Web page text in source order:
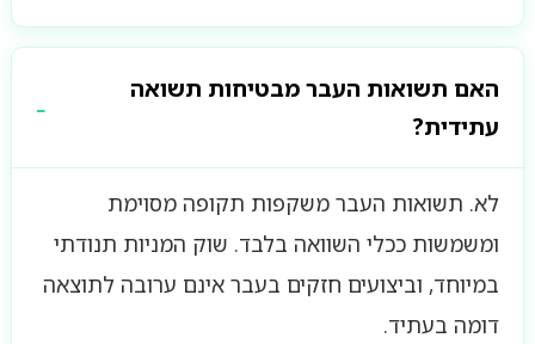
האם תשואות העבר מבטיחות תשואה
עתידית?
לא. תשואות העבר משקפות תקופה מסוימת
ומשמשות ככלי השוואה בלבד. שוק המניות תנודתי
במיוחד, וביצועים חזקים בעבר אינם ערובה לתוצאה
דומה בעתיד.